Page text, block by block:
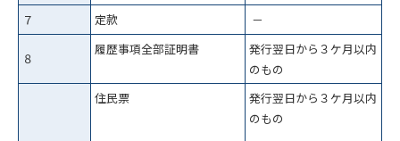
７
定款 －
８
履歴事項全部証明書
発行翌日から３ケ月以内
のもの
住民票
発行翌日から３ケ月以内
のもの